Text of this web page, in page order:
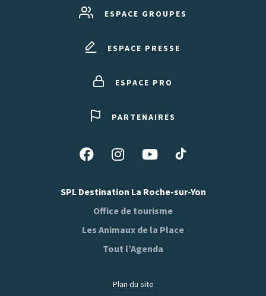
ESPACE GROUPES
ESPACE PRESSE
ESPACE PRO
PARTENAIRES
Suivez-
sur
Facebook
Suivez-
sur
Instagram
Suivez-
sur
Youtube
Suivez-
sur
SPL Destination La Roche-sur-Yon
Office de tourisme
Les Animaux de la Place
Tout l’Agenda
Plan du site